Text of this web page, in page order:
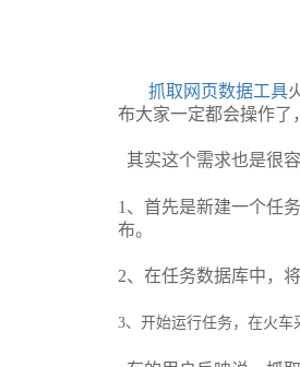
抓取网页数据工具
布大家一定都会操作了
其实这个需求也是很
1、首先是新建一个任
布。
2、在任务数据库中，
3、开始运行任务，在火车